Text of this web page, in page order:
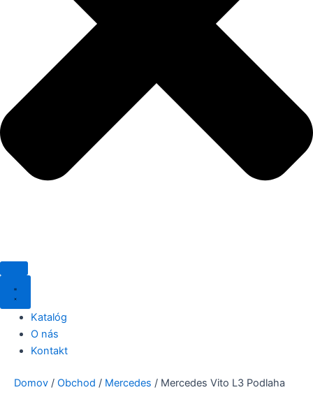
Katalóg
O nás
Kontakt
Domov / Obchod / Mercedes / Mercedes Vito L3 Podlaha